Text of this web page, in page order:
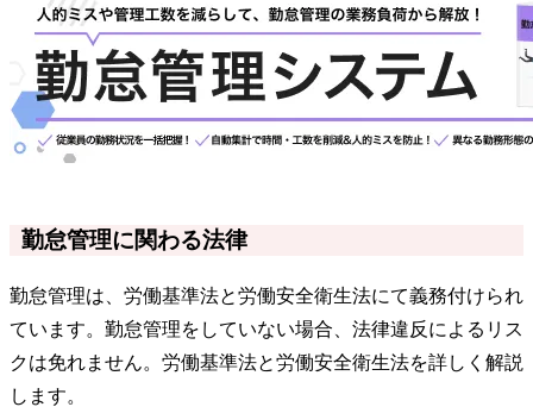
勤怠管理に関わる法律
勤怠管理は、労働基準法と労働安全衛生法にて義務付けられ
ています。勤怠管理をしていない場合、法律違反によるリス
クは免れません。労働基準法と労働安全衛生法を詳しく解説
します。